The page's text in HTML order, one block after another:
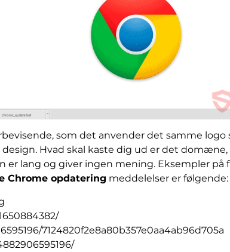
som det anvender det samme logo
Hvad skal kaste dig ud er det
er lang og giver ingen mening. Eksempler på
Chrome opdatering meddelelser er følgende:
7124820f2e8a80b357e0aa4ab96d705a